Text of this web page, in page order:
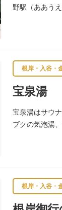
野駅（ああう
根岸・入谷・
宝泉湯
宝泉湯はサウ
ブクの気泡湯
根岸・入谷・